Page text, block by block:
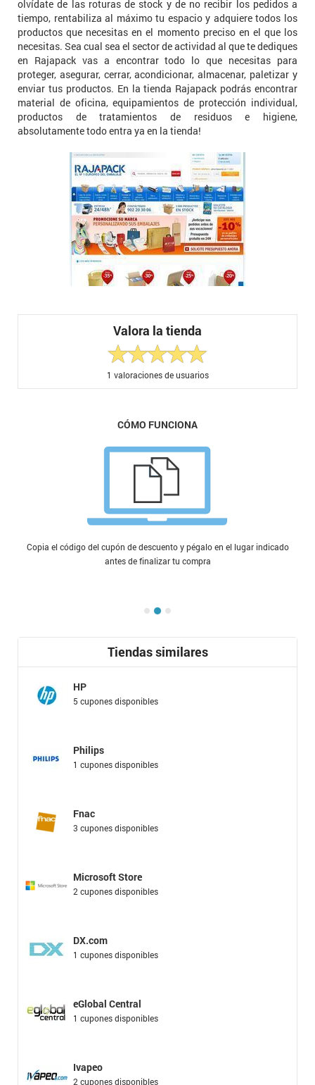
olvídate de las roturas de stock y de no recibir los pedidos a
tiempo, rentabiliza al máximo tu espacio y adquiere todos los
productos que necesitas en el momento preciso en el que los
necesitas. Sea cual sea el sector de actividad al que te dediques
en Rajapack vas a encontrar todo lo que necesitas para
proteger, asegurar, cerrar, acondicionar, almacenar, paletizar y
enviar tus productos. En la tienda Rajapack podrás encontrar
material de oficina, equipamientos de protección individual,
productos de tratamientos de residuos e higiene,
absolutamente todo entra ya en la tienda!
Valora la tienda
1 valoraciones de usuarios
CÓMO FUNCIONA
Copia el código del cupón de descuento y pégalo en el lugar indicado
antes de finalizar tu compra
Tiendas similares
HP
5 cupones disponibles
Philips
1 cupones disponibles
Fnac
3 cupones disponibles
Microsoft Store
2 cupones disponibles
DX.com
1 cupones disponibles
eGlobal Central
1 cupones disponibles
Ivapeo
2 cupones disponibles